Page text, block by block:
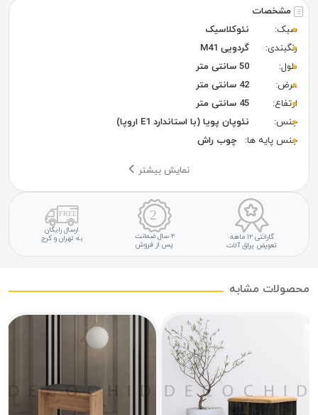
مشخصات
سبک:
نئوکلاسیک
رنگبندی:
گردویی M41
طول:
50 سانتی متر
عرض:
42 سانتی متر
ارتفاع:
45 سانتی متر
جنس:
نئوپان پویا (با استاندارد E1 اروپا)
جنس پایه ها:
چوب راش
نمایش بیشتر
گارانتی ۱۲ ماهه
تعویض یراق آلات
۲ سال ضمانت
پس از فروش
ارسال رایگان
به تهران و کرج
محصولات مشابه